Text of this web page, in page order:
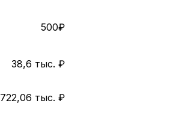
500₽
38,6 тыс. ₽
722,06 тыс. ₽